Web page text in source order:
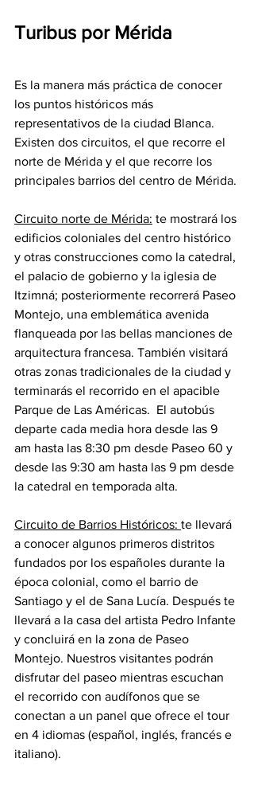
Turibus por Mérida
Es la manera más práctica de conocer
los puntos históricos más
representativos de la ciudad Blanca.
Existen dos circuitos, el que recorre el
norte de Mérida y el que recorre los
principales barrios del centro de Mérida.
Circuito norte de Mérida: te mostrará los
edificios coloniales del centro histórico
y otras construcciones como la catedral,
el palacio de gobierno y la iglesia de
Itzimná; posteriormente recorrerá Paseo
Montejo, una emblemática avenida
flanqueada por las bellas manciones de
arquitectura francesa. También visitará
otras zonas tradicionales de la ciudad y
terminarás el recorrido en el apacible
Parque de Las Américas.  El autobús
departe cada media hora desde las 9
am hasta las 8:30 pm desde Paseo 60 y
desde las 9:30 am hasta las 9 pm desde
la catedral en temporada alta.
Circuito de Barrios Históricos: te llevará
a conocer algunos primeros distritos
fundados por los españoles durante la
época colonial, como el barrio de
Santiago y el de Sana Lucía. Después te
llevará a la casa del artista Pedro Infante
y concluirá en la zona de Paseo
Montejo. Nuestros visitantes podrán
disfrutar del paseo mientras escuchan
el recorrido con audífonos que se
conectan a un panel que ofrece el tour
en 4 idiomas (español, inglés, francés e
italiano).